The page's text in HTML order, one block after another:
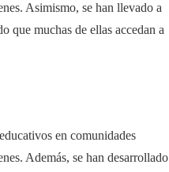
Asimismo, se han llevado a
que muchas de ellas accedan a
en comunidades
Además, se han desarrollado